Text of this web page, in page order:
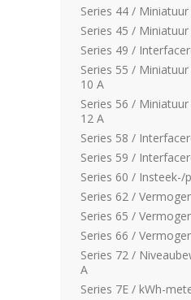
Series 44 /
Series 45 /
Series 49 /
Series 55 /
10 A
Series 56 /
12 A
Series 58 /
Series 59 /
Series 60 / Insteek-/
Series 62 /
Series 65 /
Series 66 /
Series 72 /
A
Series 7E / kWh-